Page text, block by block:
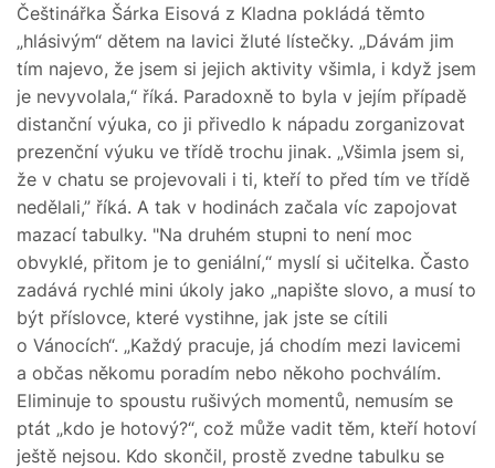
Češtinářka Šárka Eisová z Kladna pokládá těmto
„hlásivým“ dětem na lavici žluté lístečky. „Dávám jim
tím najevo, že jsem si jejich aktivity všimla, i když jsem
je nevyvolala,“ říká. Paradoxně to byla v jejím případě
distanční výuka, co ji přivedlo k nápadu zorganizovat
prezenční výuku ve třídě trochu jinak. „Všimla jsem si,
že v chatu se projevovali i ti, kteří to před tím ve třídě
nedělali,” říká. A tak v hodinách začala víc zapojovat
mazací tabulky. "Na druhém stupni to není moc
obvyklé, přitom je to geniální,“ myslí si učitelka. Často
zadává rychlé mini úkoly jako „napište slovo, a musí to
být příslovce, které vystihne, jak jste se cítili
o Vánocích“. „Každý pracuje, já chodím mezi lavicemi
a občas někomu poradím nebo někoho pochválím.
Eliminuje to spoustu rušivých momentů, nemusím se
ptát „kdo je hotový?“, což může vadit těm, kteří hotoví
ještě nejsou. Kdo skončil, prostě zvedne tabulku se